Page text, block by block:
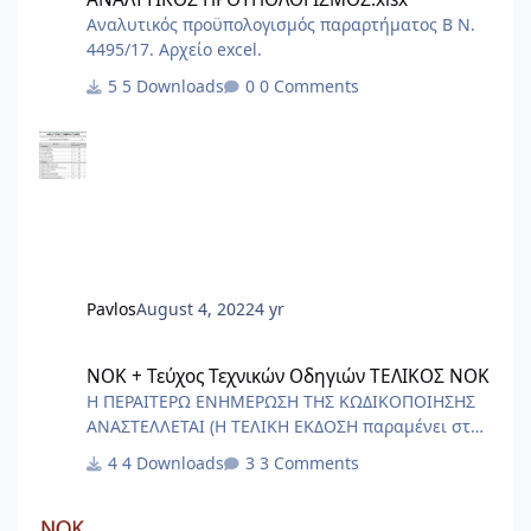
Αναλυτικός προϋπολογισμός παραρτήματος Β Ν.
4495/17. Αρχείο excel.
5 Downloads
0 Comments
PavlosAugust 4, 20224 yr
ΝΟΚ + Τεύχος Τεχνικών Οδηγιών ΤΕΛΙΚΟΣ ΝΟΚ
Η ΠΕΡΑΙΤΕΡΩ ΕΝΗΜΕΡΩΣΗ ΤΗΣ ΚΩΔΙΚΟΠΟΙΗΣΗΣ
ΑΝΑΣΤΕΛΛΕΤΑΙ (Η ΤΕΛΙΚΗ ΕΚΔΟΣΗ παραμένει στα
ΑΡΙΣΤΟΤΕΛΗΣ - Ρητορική (1375b) - “οὐδὲν
4 Downloads 3 Comments